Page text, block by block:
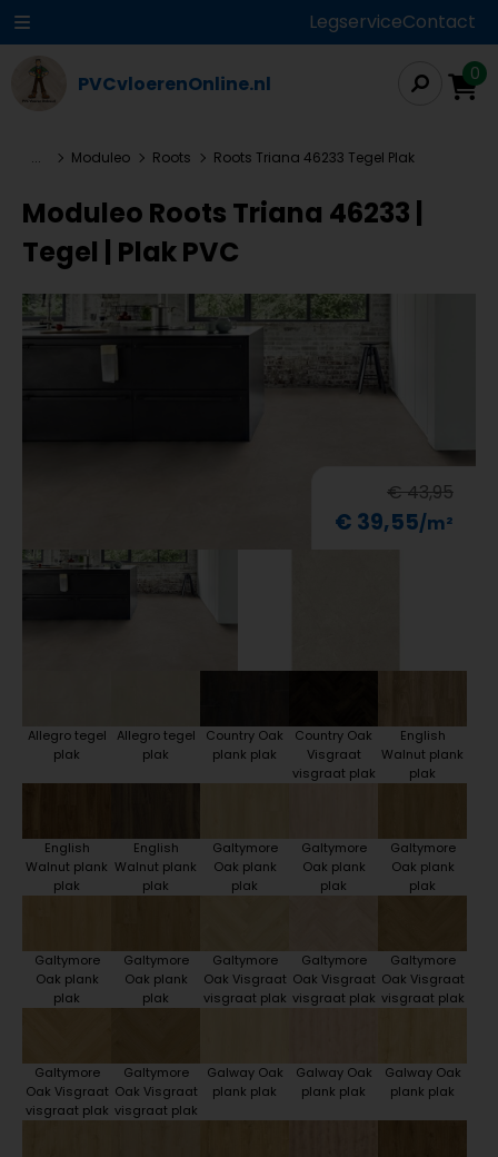
LegserviceContact
PVCvloerenOnline.nl 0
... Moduleo Roots Roots Triana 46233 Tegel Plak
Moduleo Roots Triana 46233 |
Tegel | Plak PVC
€ 43,95
€ 39,55
Allegro tegel
plak
Allegro tegel
plak
Country Oak
plank plak
Country Oak
Visgraat
visgraat plak
English
Walnut plank
plak
English
Walnut plank
plak
English
Walnut plank
plak
Galtymore
Oak plank
plak
Galtymore
Oak plank
plak
Galtymore
Oak plank
plak
Galtymore
Oak plank
plak
Galtymore
Oak plank
plak
Galtymore
Oak Visgraat
visgraat plak
Galtymore
Oak Visgraat
visgraat plak
Galtymore
Oak Visgraat
visgraat plak
Galtymore
Oak Visgraat
visgraat plak
Galtymore
Oak Visgraat
visgraat plak
Galway Oak
plank plak
Galway Oak
plank plak
Galway Oak
plank plak